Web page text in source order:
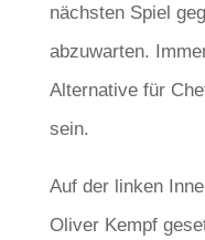
nächsten Spiel
abzuwarten.
Alternative für
sein.
Auf der linken
Oliver Kempf